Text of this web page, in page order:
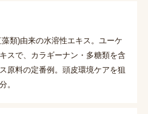
類)由来の水溶性エキス。ユーケ
スで、カラギーナン・多糖類を含
原料の定番例。頭皮環境ケアを狙
。